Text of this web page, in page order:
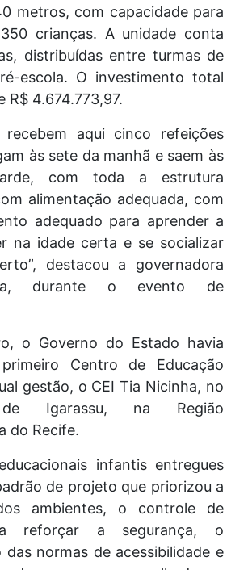
metros, com capacidade para
crianças. A unidade conta
distribuídas entre turmas de
escola. O investimento total
R$ 4.674.773,97.
recebem aqui cinco refeições
às sete da manhã e saem às
com toda a estrutura
alimentação adequada, com
adequado para aprender a
na idade certa e se socializar
destacou a governadora
durante o evento de
o Governo do Estado havia
Centro de Educação
gestão, o CEI Tia Nicinha, no
de Igarassu, na Região
do Recife.
infantis entregues
de projeto que priorizou a
ambientes, o controle de
reforçar a segurança, o
das normas de acessibilidade e